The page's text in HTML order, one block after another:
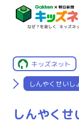
キッズネット
しんやくせいし
しんやくせ